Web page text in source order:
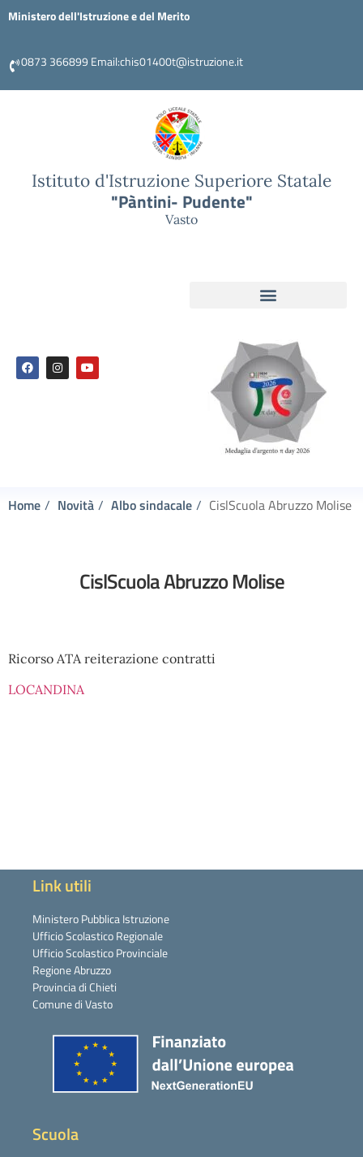
Ministero dell'Istruzione e del Merito
0873 366899 Email:chis01400t@istruzione.it
Istituto d'Istruzione Superiore Statale
"Pàntini- Pudente"
Vasto
Home Novità Albo sindacale CislScuola Abruzzo Molise
CislScuola Abruzzo Molise
Ricorso ATA reiterazione contratti
LOCANDINA
Link utili
Ministero Pubblica Istruzione
Ufficio Scolastico Regionale
Ufficio Scolastico Provinciale
Regione Abruzzo
Provincia di Chieti
Comune di Vasto
Scuola